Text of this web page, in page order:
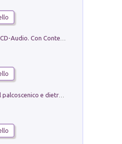
in alto! Livello A1. Con CD-Audio. Con Contenuto digitale per accesso on line